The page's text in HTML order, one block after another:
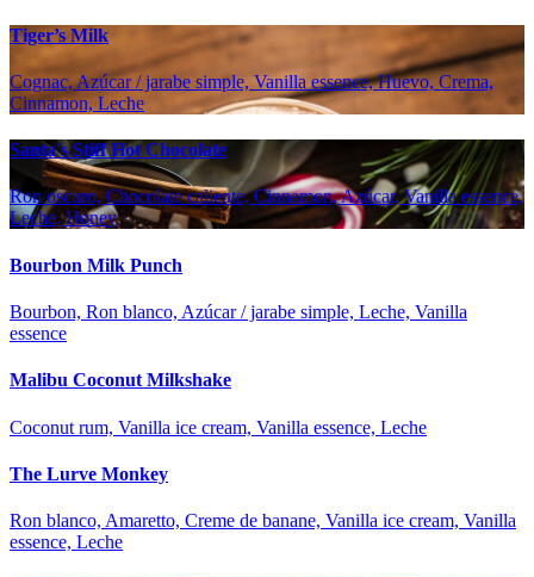
Tiger’s Milk
Cognac, Azúcar / jarabe simple, Vanilla essence, Huevo, Crema,
Cinnamon, Leche
Santa's Stiff Hot Chocolate
Ron oscuro, Chocolate caliente, Cinnamon, Azúcar, Vanilla essence,
Leche, Honey
Bourbon Milk Punch
Bourbon, Ron blanco, Azúcar / jarabe simple, Leche, Vanilla
essence
Malibu Coconut Milkshake
Coconut rum, Vanilla ice cream, Vanilla essence, Leche
The Lurve Monkey
Ron blanco, Amaretto, Creme de banane, Vanilla ice cream, Vanilla
essence, Leche